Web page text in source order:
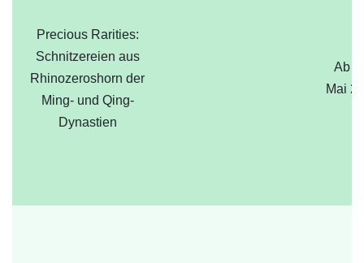
Precious Rarities:
Schnitzereien aus
Rhinozeroshorn der
Ming- und Qing-
Dynastien
Ab
Mai